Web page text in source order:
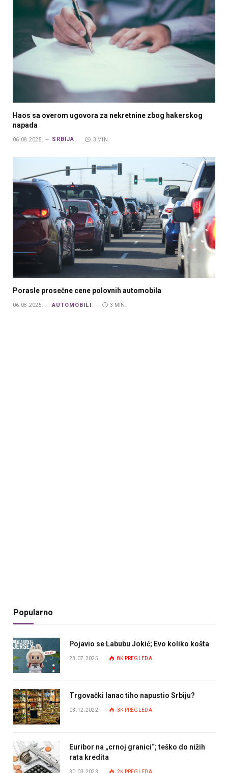
Haos sa overom ugovora za nekretnine zbog hakerskog
napada
06.08.2025. SRBIJA 3 MIN.
Porasle prosečne cene polovnih automobila
06.08.2025. AUTOMOBILI 3 MIN.
Popularno
Pojavio se Labubu Jokić; Evo koliko košta
23.07.2025. 8K PREGLEDA
Trgovački lanac tiho napustio Srbiju?
03.12.2022. 3K PREGLEDA
Euribor na „crnoj granici“; teško do nižih
rata kredita